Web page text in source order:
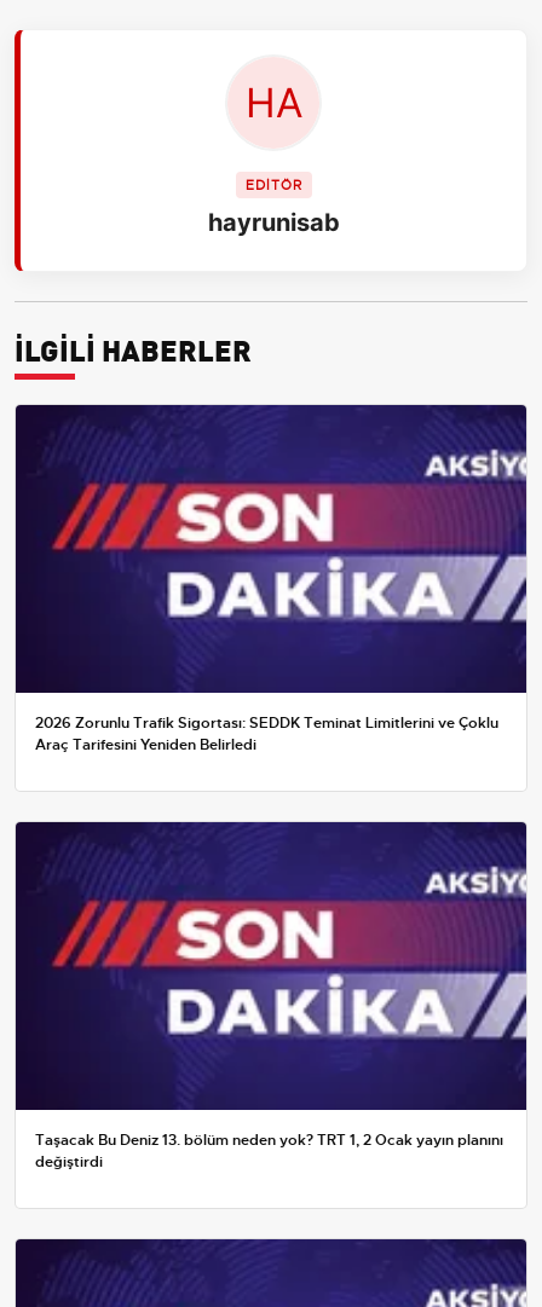
EDİTÖR
hayrunisab
İLGİLİ HABERLER
2026 Zorunlu Trafik Sigortası: SEDDK Teminat Limitlerini ve Çoklu
Araç Tarifesini Yeniden Belirledi
Taşacak Bu Deniz 13. bölüm neden yok? TRT 1, 2 Ocak yayın planını
değiştirdi